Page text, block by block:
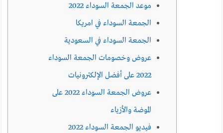
موعد الجمعة السوداء 2022
الجمعة السوداء في امريكا
الجمعة السوداء في السعودية
عروض وخصومات الجمعة السوداء
2022 على أفضل الإلكترونيات
عروض الجمعة السوداء 2022 على
الموضة والأزياء
فيديو الجمعة السوداء 2022